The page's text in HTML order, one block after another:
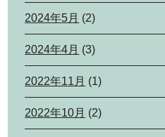
2024年5月 (2)
2024年4月 (3)
2022年11月 (1)
2022年10月 (2)